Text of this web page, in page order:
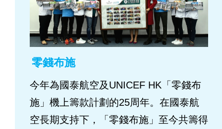
零錢布施
今年為國泰航空及UNICEF HK「零錢布
施」機上籌款計劃的25周年。在國泰航
空長期支持下，「零錢布施」至今共籌得